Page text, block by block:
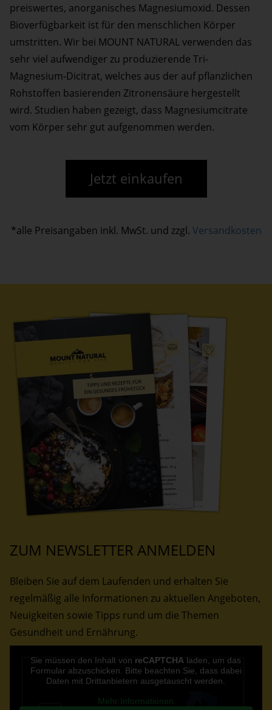
preiswertes, anorganisches Magnesiumoxid. Dessen
Bioverfügbarkeit ist für den menschlichen Körper
umstritten. Wir bei MOUNT NATURAL verwenden das
sehr viel aufwendiger zu produzierende Tri-
Magnesium-Dicitrat, welches aus der auf pflanzlichen
Rohstoffen basierenden Zitronensäure hergestellt
wird. Studien haben gezeigt, dass Magnesiumcitrate
vom Körper sehr gut aufgenommen werden.
Jetzt einkaufen
*alle Preisangaben inkl. MwSt. und zzgl. Versandkosten
ZUM NEWSLETTER ANMELDEN
Bleiben Sie auf dem Laufenden und erhalten Sie
regelmäßig alle Informationen zu aktuellen Angeboten,
Neuigkeiten sowie Tipps rund um die Themen
Gesundheit und Ernährung.
Sie müssen den Inhalt von reCAPTCHA laden, um das
Formular abzuschicken. Bitte beachten Sie, dass dabei
Daten mit Drittanbietern ausgetauscht werden.
Mehr Informationen